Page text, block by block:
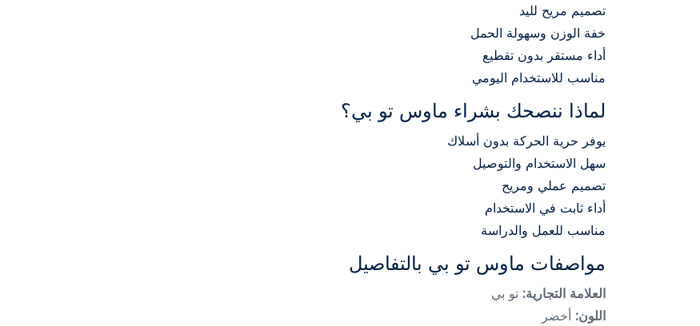
تصميم مريح لليد
خفة الوزن وسهولة الحمل
أداء مستقر بدون تقطيع
مناسب للاستخدام اليومي
لماذا ننصحك بشراء ماوس تو بي؟
يوفر حرية الحركة بدون أسلاك
سهل الاستخدام والتوصيل
تصميم عملي ومريح
أداء ثابت في الاستخدام
مناسب للعمل والدراسة
مواصفات ماوس تو بي بالتفاصيل
العلامة التجارية: تو بي
اللون: أخضر